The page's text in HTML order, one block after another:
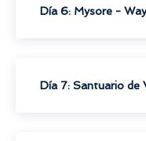
Día 6: Mysore -
Día 7: Santuario de